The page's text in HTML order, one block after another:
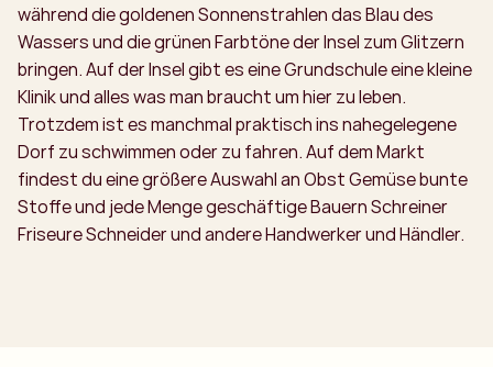
während die goldenen Sonnenstrahlen das Blau des
Wassers und die grünen Farbtöne der Insel zum Glitzern
bringen. Auf der Insel gibt es eine Grundschule eine kleine
Klinik und alles was man braucht um hier zu leben.
Trotzdem ist es manchmal praktisch ins nahegelegene
Dorf zu schwimmen oder zu fahren. Auf dem Markt
findest du eine größere Auswahl an Obst Gemüse bunte
Stoffe und jede Menge geschäftige Bauern Schreiner
Friseure Schneider und andere Handwerker und Händler.